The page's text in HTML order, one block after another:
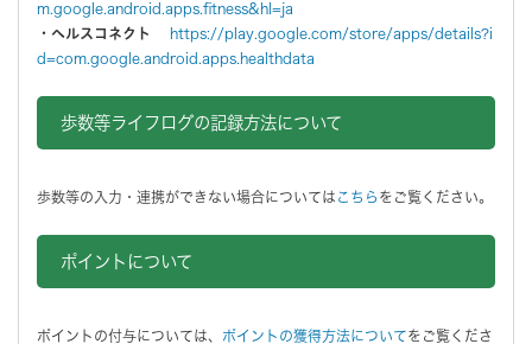
m.google.android.apps.fitness&hl=ja
・ ヘルスコネクト
https://play.google.com/store/apps/details?i
d=com.google.android.apps.healthdata
歩数等ライフログの記録方法について
歩数等の入力・連携ができない場合については こちら をご覧ください。
ポイントについて
ポイントの付与については、 ポイントの獲得方法についてをご覧くださ